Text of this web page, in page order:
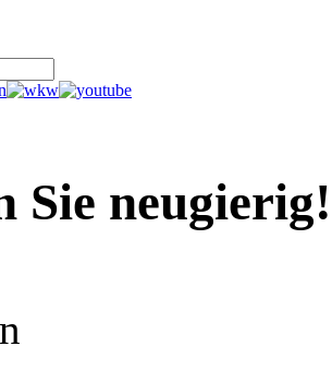
Sie neugierig!